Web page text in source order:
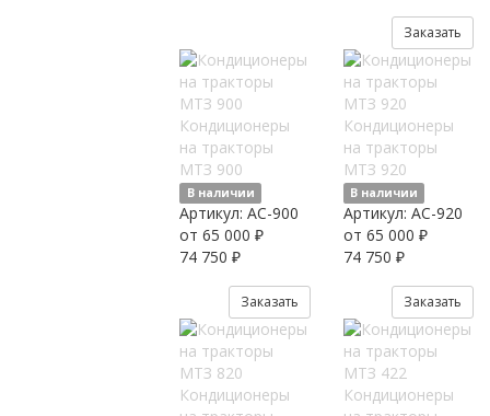
Заказать
Кондиционеры
на тракторы
МТЗ 900
В наличии
Артикул:AC-900
от 65 000 ₽
74 750 ₽
Заказать
Кондиционеры
на тракторы
МТЗ 920
В наличии
Артикул: AC-920
от 65 000 ₽
74 750 ₽
Заказать
Кондиционеры
Кондиционеры